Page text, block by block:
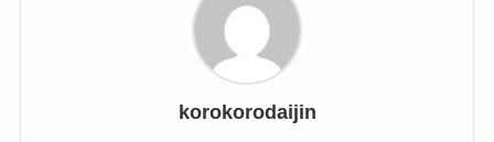
korokorodaijin